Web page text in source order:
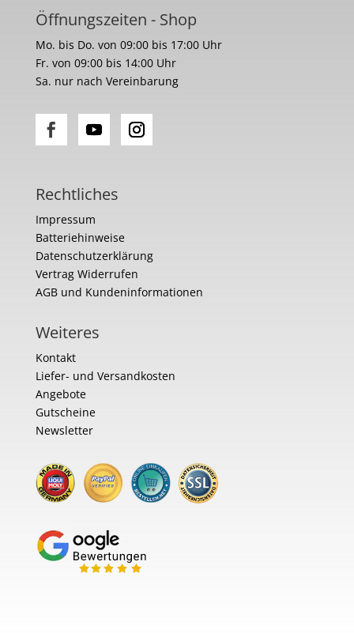
Öffnungszeiten - Shop
Mo. bis Do. von 09:00 bis 17:00 Uhr
Fr. von 09:00 bis 14:00 Uhr
Sa. nur nach Vereinbarung
Rechtliches
Impressum
Batteriehinweise
Datenschutzerklärung
Vertrag Widerrufen
AGB und Kundeninformationen
Weiteres
Kontakt
Liefer- und Versandkosten
Angebote
Gutscheine
Newsletter